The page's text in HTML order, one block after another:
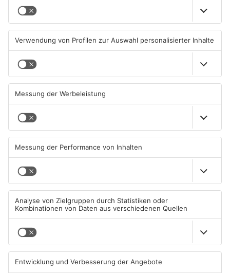
Prozess in Hanau: Mann soll
13-Jährige missbraucht
haben
07.08.2026, 05:30 UHR IN HANAU
Streit eskaliert in Hanau -
Polizei sucht Zeugen
06.08.2026, 11:30 UHR IN HANAU